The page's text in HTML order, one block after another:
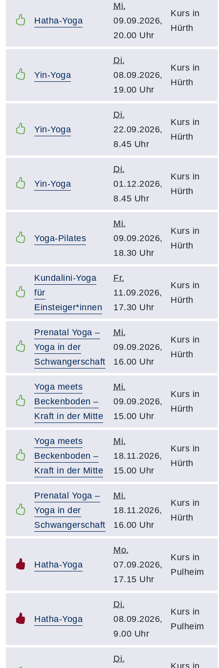
Hatha-Yoga
Mi.
09.09.2026,
20.00 Uhr
Kurs in
Hürth
Yin-Yoga
Di.
08.09.2026,
19.00 Uhr
Kurs in
Hürth
Yin-Yoga
Di.
22.09.2026,
8.45 Uhr
Kurs in
Hürth
Yin-Yoga
Di.
01.12.2026,
8.45 Uhr
Kurs in
Hürth
Yoga-Pilates
Mi.
09.09.2026,
18.30 Uhr
Kurs in
Hürth
Kundalini-Yoga
für
Einsteiger*innen
Fr.
11.09.2026,
17.30 Uhr
Kurs in
Hürth
Prenatal Yoga –
Yoga in der
Schwangerschaft
Mi.
09.09.2026,
16.00 Uhr
Kurs in
Hürth
Yoga meets
Beckenboden –
Kraft in der Mitte
Mi.
09.09.2026,
15.00 Uhr
Kurs in
Hürth
Yoga meets
Beckenboden –
Kraft in der Mitte
Mi.
18.11.2026,
15.00 Uhr
Kurs in
Hürth
Prenatal Yoga –
Yoga in der
Schwangerschaft
Mi.
18.11.2026,
16.00 Uhr
Kurs in
Hürth
Hatha-Yoga
Mo.
07.09.2026,
17.15 Uhr
Kurs in
Pulheim
Hatha-Yoga
Di.
08.09.2026,
9.00 Uhr
Kurs in
Pulheim
Di.
Kurs in